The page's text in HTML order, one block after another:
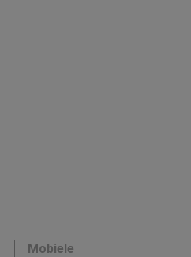
Mobiele